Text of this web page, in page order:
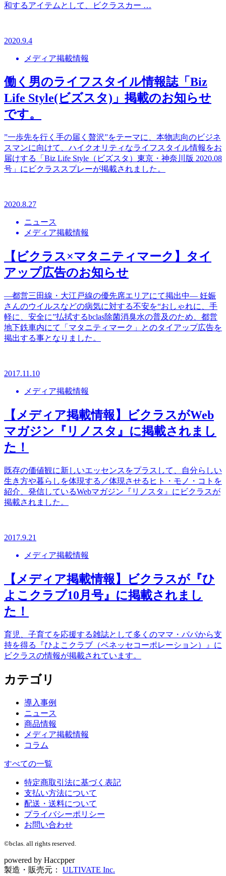
和するアイテムとして、ビクラスカー …
2020.9.4
メディア掲載情報
働く男のライフスタイル情報誌「Biz
Life Style(ビズスタ)」掲載のお知らせ
です。
”一歩先を行く手の届く贅沢”をテーマに、本物志向のビジネ
スマンに向けて、ハイクオリティなライフスタイル情報をお
届けする「Biz Life Style（ビズスタ）東京・神奈川版 2020.08
号」にビクラススプレーが掲載されました。
2020.8.27
ニュース
メディア掲載情報
【ビクラス×マタニティマーク】タイ
アップ広告のお知らせ
—都営三田線・大江戸線の優先席エリアにて掲出中— 妊娠
さんのウイルスなどの病気に対する不安を“おしゃれに、手
軽に、安全に”払拭するbclas除菌消臭水の普及のため、都営
地下鉄車内にて「マタニティマーク」とのタイアップ広告を
掲出する事となりました。
2017.11.10
メディア掲載情報
【メディア掲載情報】ビクラスがWeb
マガジン『リノスタ』に掲載されまし
た！
既存の価値観に新しいエッセンスをプラスして、自分らしい
生き方や暮らしを体現する／体現させるヒト・モノ・コトを
紹介、発信しているWebマガジン『リノスタ』にビクラスが
掲載されました。
2017.9.21
メディア掲載情報
【メディア掲載情報】ビクラスが『ひ
よこクラブ10月号』に掲載されまし
た！
育児、子育てを応援する雑誌として多くのママ・パパから支
持を得る『ひよこクラブ（ベネッセコーポレーション）』に
ビクラスの情報が掲載されています。
カテゴリ
導入事例
ニュース
商品情報
メディア掲載情報
コラム
すべての一覧
特定商取引法に基づく表記
支払い方法について
配送・送料について
プライバシーポリシー
お問い合わせ
©bclas. all rights reserved.
powered by Haccpper
製造・販売元： ULTIVATE Inc.